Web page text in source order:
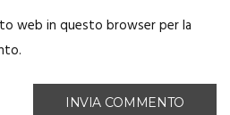
web in questo browser per la